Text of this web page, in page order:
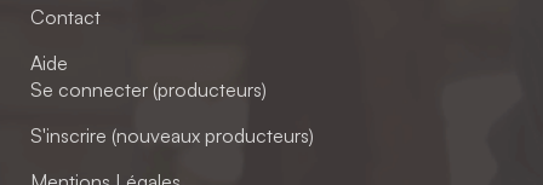
Contact
Aide
Se connecter (producteurs)
S'inscrire (nouveaux producteurs)